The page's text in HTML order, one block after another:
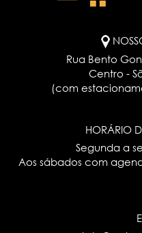
Rua Bento
Centro -
(com
HORÁRIO
Segunda a
Aos sábados com